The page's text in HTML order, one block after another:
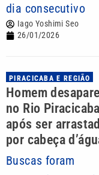
dia consecutivo
Iago Yoshimi Seo
26/01/2026
PIRACICABA E REGIÃO
Homem
no Rio Piracicaba
após ser
por cabeça
Buscas foram